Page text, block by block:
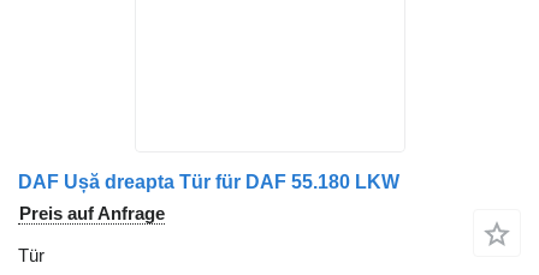
DAF Ușă dreapta Tür für DAF 55.180 LKW
Preis auf Anfrage
Tür